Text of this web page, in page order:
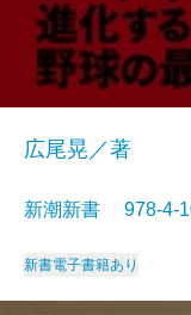
広尾晃／著
新潮新書 978-4-
新書電子書籍あり